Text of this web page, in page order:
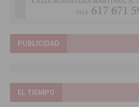
PUBLICIDAD
EL TIEMPO